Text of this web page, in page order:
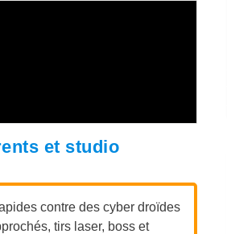
et studio
contre des cyber droïdes
tirs laser, boss et